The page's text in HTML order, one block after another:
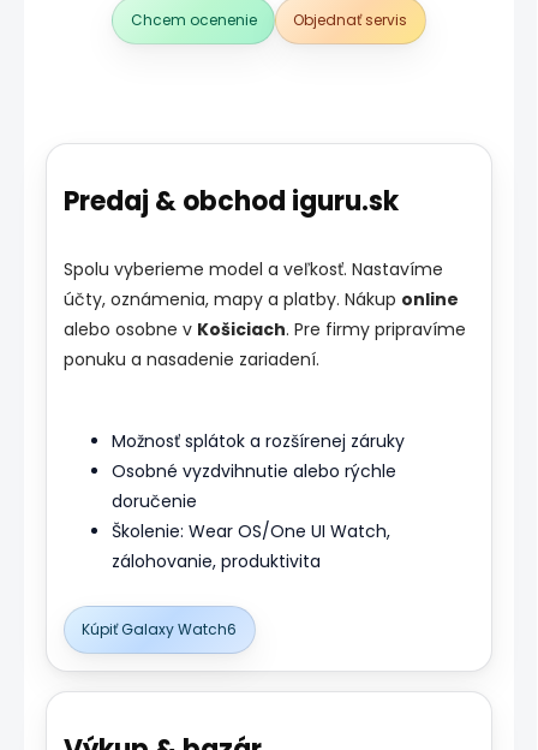
Chcem ocenenie Objednať servis
Predaj & obchod iguru.sk
Spolu vyberieme model a veľkosť. Nastavíme
účty, oznámenia, mapy a platby. Nákup online
alebo osobne v Košiciach. Pre firmy pripravíme
ponuku a nasadenie zariadení.
Možnosť splátok a rozšírenej záruky
Osobné vyzdvihnutie alebo rýchle
doručenie
Školenie: Wear OS/One UI Watch,
zálohovanie, produktivita
Kúpiť Galaxy Watch6